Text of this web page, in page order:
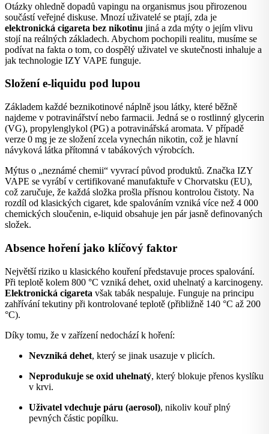
Otázky ohledně dopadů vapingu na organismus jsou přirozenou
součástí veřejné diskuse. Mnozí uživatelé se ptají, zda je
elektronická cigareta bez nikotinu jiná a zda mýty o jejím vlivu
stojí na reálných základech. Abychom pochopili realitu, musíme se
podívat na fakta o tom, co dospělý uživatel ve skutečnosti inhaluje a
jak technologie IZY VAPE funguje.
Složení e-liquidu pod lupou
Základem každé beznikotinové náplně jsou látky, které běžně
najdeme v potravinářství nebo farmacii. Jedná se o rostlinný glycerin
(VG), propylenglykol (PG) a potravinářská aromata. V případě
verze 0 mg je ze složení zcela vynechán nikotin, což je hlavní
návyková látka přítomná v tabákových výrobcích.
Mýtus o „neznámé chemii“ vyvrací původ produktů. Značka IZY
VAPE se vyrábí v certifikované manufaktuře v Chorvatsku (EU),
což zaručuje, že každá složka prošla přísnou kontrolou čistoty. Na
rozdíl od klasických cigaret, kde spalováním vzniká více než 4 000
chemických sloučenin, e-liquid obsahuje jen pár jasně definovaných
složek.
Absence hoření jako klíčový faktor
Největší riziko u klasického kouření představuje proces spalování.
Při teplotě kolem 800 °C vzniká dehet, oxid uhelnatý a karcinogeny.
Elektronická cigareta však tabák nespaluje. Funguje na principu
zahřívání tekutiny při kontrolované teplotě (přibližně 140 °C až 200
°C).
Díky tomu, že v zařízení nedochází k hoření:
Nevzniká dehet, který se jinak usazuje v plicích.
Neprodukuje se oxid uhelnatý, který blokuje přenos kyslíku
v krvi.
Uživatel vdechuje páru (aerosol), nikoliv kouř plný
pevných částic popílku.